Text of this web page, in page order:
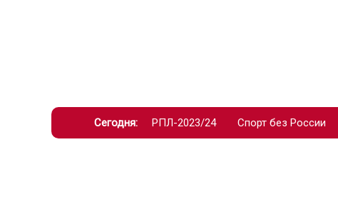
Сегодня: РПЛ-2023/24 Спорт без России